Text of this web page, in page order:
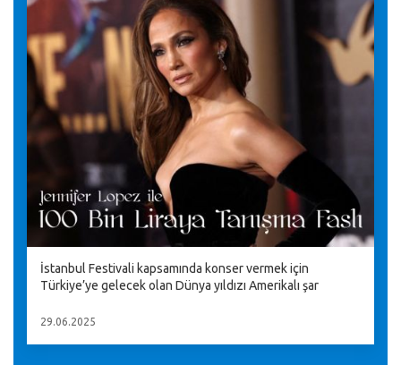
İstanbul Festivali kapsamında konser vermek için
Türkiye’ye gelecek olan Dünya yıldızı Amerikalı şar
29.06.2025